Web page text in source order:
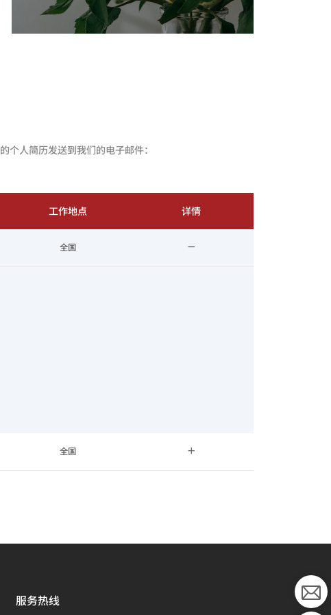
个人简历发送到我们的电子邮件：
工作地点 详情
全国
全国
服务热线